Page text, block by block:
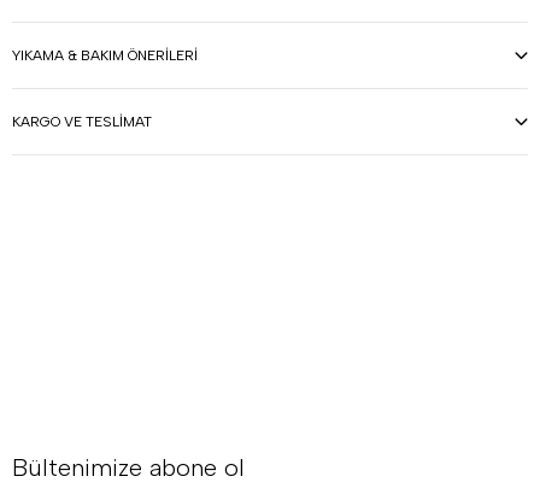
YIKAMA & BAKIM ÖNERILERI
KARGO VE TESLIMAT
Bültenimize abone ol